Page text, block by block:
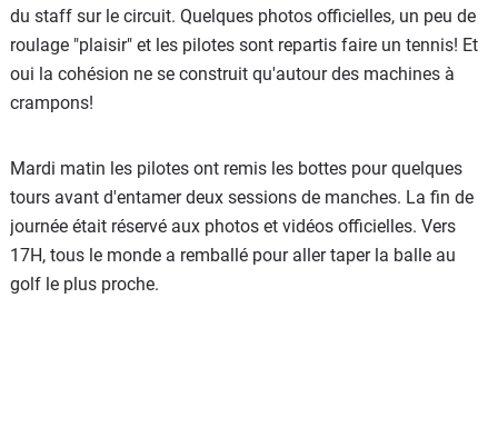
du staff sur le circuit. Quelques photos officielles, un peu de
roulage "plaisir" et les pilotes sont repartis faire un tennis! Et
oui la cohésion ne se construit qu'autour des machines à
crampons!
Mardi matin les pilotes ont remis les bottes pour quelques
tours avant d'entamer deux sessions de manches. La fin de
journée était réservé aux photos et vidéos officielles. Vers
17H, tous le monde a remballé pour aller taper la balle au
golf le plus proche.